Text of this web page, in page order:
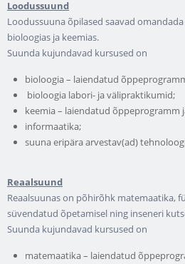
Loodussuund
Loodussuuna õpilased saavad
bioloogias ja keemias.
Suunda kujundavad kursused on
bioloogia – laiendatud
bioloogia labori- ja välipraktikumid;
keemia – laiendatud õppeprogramm
informaatika;
suuna eripära arvestav(ad)
Reaalsuund
Reaalsuunas on põhirõhk matemaatika,
süvendatud õpetamisel ning inseneri
Suunda kujundavad kursused on
matemaatika – laiendatud